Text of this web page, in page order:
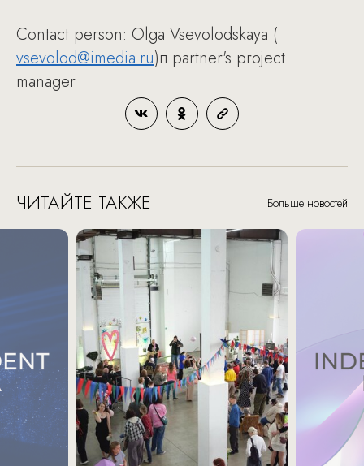
Contact person: Olga Vsevolodskaya (
vsevolod@imedia.ru)п partner's project
manager
ЧИТАЙТЕ ТАКЖЕ Больше новостей